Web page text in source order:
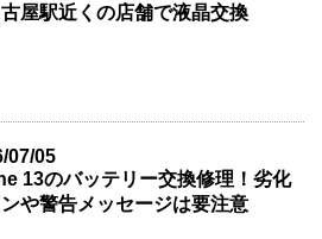
屋駅近くの店舗で液晶交換
07/05
13のバッテリー交換修理！劣化
や警告メッセージは要注意